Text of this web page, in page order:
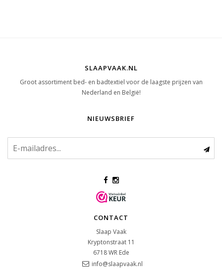
SLAAPVAAK.NL
Groot assortiment bed- en badtextiel voor de laagste prijzen van
Nederland en België!
NIEUWSBRIEF
CONTACT
Slaap Vaak
Kryptonstraat 11
6718 WR Ede
info@slaapvaak.nl